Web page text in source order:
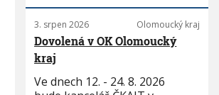
3. srpen 2026 Olomoucký kraj
Dovolená v OK Olomoucký
kraj
Ve dnech 12. - 24. 8. 2026